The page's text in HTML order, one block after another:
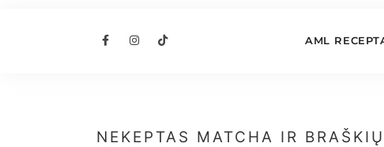
AML
NEKEPTAS MATCHA IR